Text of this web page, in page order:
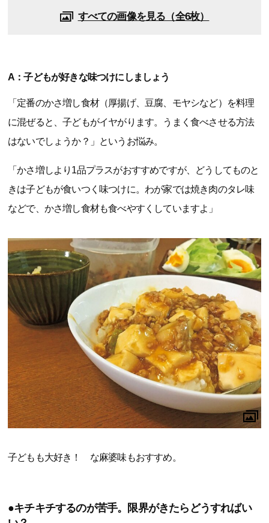
すべての画像を見る（全6枚）
A：子どもが好きな味つけにしましょう
「定番のかさ増し食材（厚揚げ、豆腐、モヤシなど）を料理
に混ぜると、子どもがイヤがります。うまく食べさせる方法
はないでしょうか？」というお悩み。
「かさ増しより1品プラスがおすすめですが、どうしてものと
きは子どもが食いつく味つけに。わが家では焼き肉のタレ味
などで、かさ増し食材も食べやすくしていますよ」
子どもも大好き！ な麻婆味もおすすめ。
●キチキチするのが苦手。限界がきたらどうすればい